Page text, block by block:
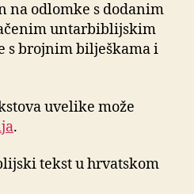
na odlomke s dodanim
untarbiblijskim
s brojnim bilješkama i
uvelike može
.
tekst u hrvatskom